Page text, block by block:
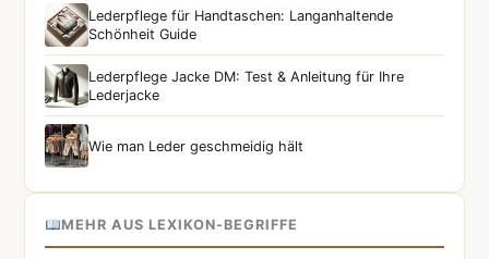
Lederpflege für Handtaschen: Langanhaltende
Schönheit Guide
Lederpflege Jacke DM: Test & Anleitung für Ihre
Lederjacke
Wie man Leder geschmeidig hält
MEHR AUS LEXIKON-BEGRIFFE